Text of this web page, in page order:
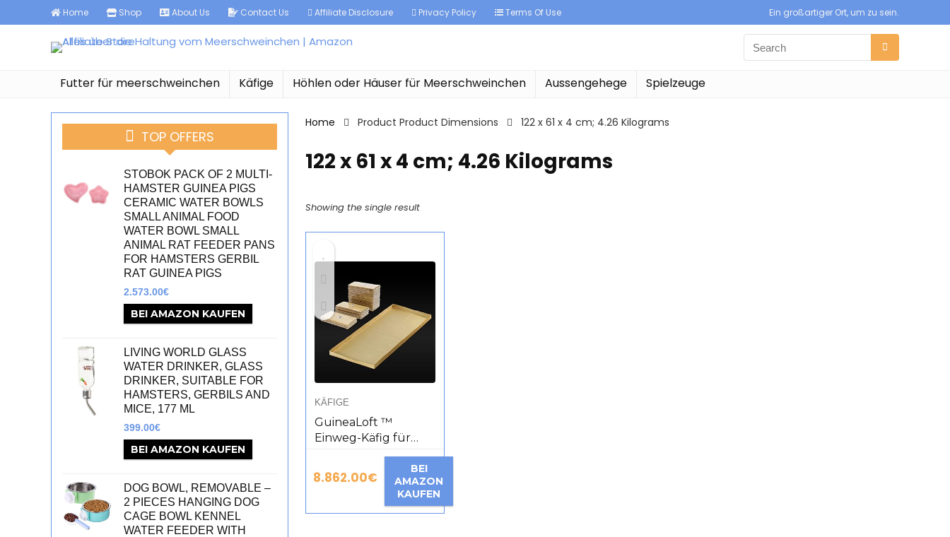
Home Shop About Us Contact Us Affiliate Disclosure Privacy Policy Terms Of Use Ein großartiger Ort, um zu sein.
Futter für meerschweinchen Käfige Höhlen oder Häuser für Meerschweinchen Aussengehege Spielzeuge
TOP OFFERS
STOBOK PACK OF 2 MULTI-
HAMSTER GUINEA PIGS
CERAMIC WATER BOWLS
SMALL ANIMAL FOOD
WATER BOWL SMALL
ANIMAL RAT FEEDER PANS
FOR HAMSTERS GERBIL
RAT GUINEA PIGS
2.573.00€
BEI AMAZON KAUFEN
LIVING WORLD GLASS
WATER DRINKER, GLASS
DRINKER, SUITABLE FOR
HAMSTERS, GERBILS AND
MICE, 177 ML
399.00€
BEI AMAZON KAUFEN
DOG BOWL, REMOVABLE –
2 PIECES HANGING DOG
CAGE BOWL KENNEL
WATER FEEDER WITH
Home Product Product Dimensions ‎122 x 61 x 4 cm; 4.26 Kilograms
‎122 x 61 x 4 cm; 4.26 Kilograms
Showing the single result
KÄFIGE
GuineaLoft ™
Einweg-Käfig für
Meerschweinchen, 6
Monate
8.862.00€
BEI
AMAZON
KAUFEN